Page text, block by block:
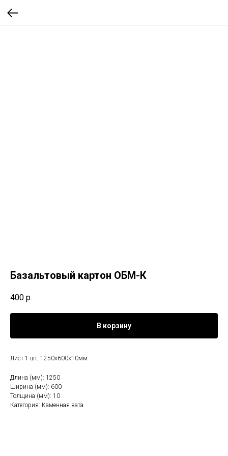
Базальтовый картон ОБМ-К
400 р.
В корзину
Лист 1 шт, 1250х600х10мм
Длина (мм): 1250
Ширина (мм): 600
Толщина (мм): 10
Категория: Каменная вата